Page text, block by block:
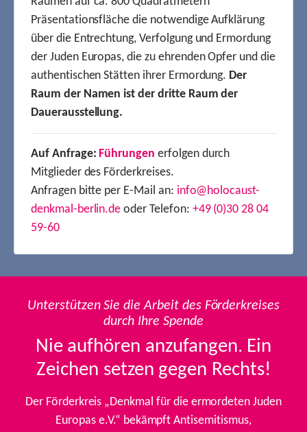
Präsentationsfläche die notwendige Aufklärung
über die Entrechtung, Verfolgung und Ermordung
der Juden Europas, die zu ehrenden Opfer und die
authentischen Stätten ihrer Ermordung. Der
Raum der Namen ist der dritte Raum der
Dauerausstellung.
Auf Anfrage: Führungen erfolgen durch
Mitglieder des Förderkreises.
Anfragen bitte per E-Mail an: info@holocaust-
denkmal-berlin.de oder Telefon: +49 (0)30 28 04
59-60
Unterstützen Sie die Arbeit des Förderkreises
durch Ihre Spende
Nie aufhören anzufangen. Ein
Zeichen setzen gegen Rechts!
Der Förderkreis „Denkmal für die ermordeten Juden
Europas e.V.“ bekämpft Antisemitismus,